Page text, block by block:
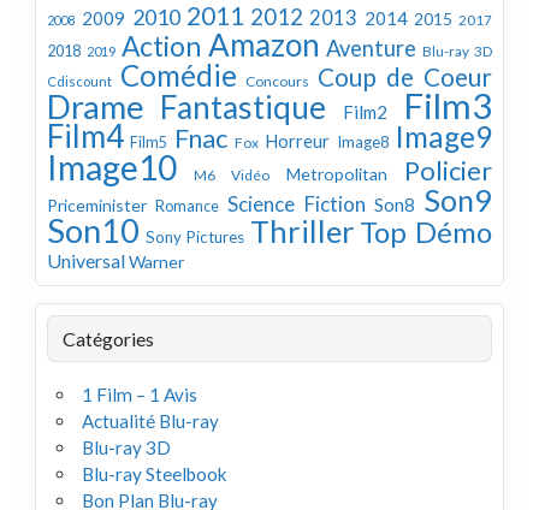
2008 2009 2010 2011 2012 2013 2014 2015 2017
2018 2019 Action Amazon Aventure Blu-ray 3D
Cdiscount Comédie Concours Coup de Coeur
Drame Fantastique Film2 Film3
Film4 Film5 Fnac Fox Horreur Image8 Image9
Image10 M6 Vidéo Metropolitan Policier
Priceminister Romance Science Fiction Son8 Son9
Son10 Sony Pictures Thriller Top Démo
UniversalWarner
Catégories
1 Film – 1 Avis
Actualité Blu-ray
Blu-ray 3D
Blu-ray Steelbook
Bon Plan Blu-ray